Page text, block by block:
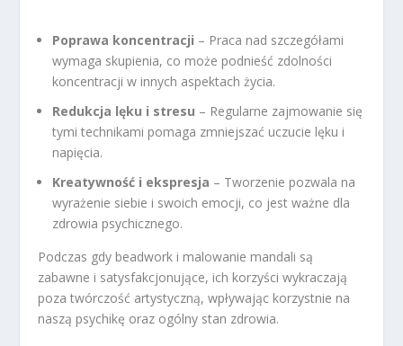
Poprawa koncentracji – Praca nad szczegółami
wymaga skupienia, co może podnieść zdolności
koncentracji w innych aspektach życia.
Redukcja lęku i stresu – Regularne zajmowanie się
tymi technikami pomaga zmniejszać uczucie lęku i
napięcia.
Kreatywność i ekspresja – Tworzenie pozwala na
wyrażenie siebie i swoich emocji, co jest ważne dla
zdrowia psychicznego.
Podczas gdy beadwork i malowanie mandali są
zabawne i satysfakcjonujące, ich korzyści wykraczają
poza twórczość artystyczną, wpływając korzystnie na
naszą psychikę oraz ogólny stan zdrowia.